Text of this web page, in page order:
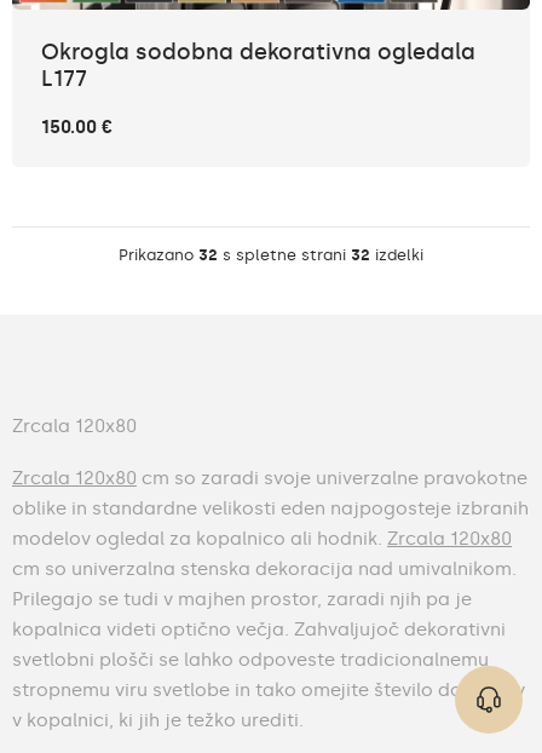
Okrogla sodobna dekorativna ogledala
L177
150.00 €
Prikazano 32 s spletne strani 32 izdelki
Zrcala 120x80
Zrcala 120x80 cm so zaradi svoje univerzalne pravokotne
oblike in standardne velikosti eden najpogosteje izbranih
modelov ogledal za kopalnico ali hodnik. Zrcala 120x80
cm so univerzalna stenska dekoracija nad umivalnikom.
Prilegajo se tudi v majhen prostor, zaradi njih pa je
kopalnica videti optično večja. Zahvaljujoč dekorativni
svetlobni plošči se lahko odpoveste tradicionalnemu
stropnemu viru svetlobe in tako omejite število dodatkov
v kopalnici, ki jih je težko urediti.